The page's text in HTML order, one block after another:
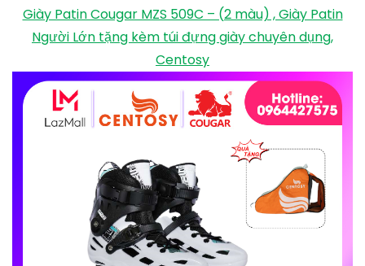
và trắng đơn giản nhưng vô cùng sang trọng phù hợp
với sở thích của các bạn trẻ hiện nay.